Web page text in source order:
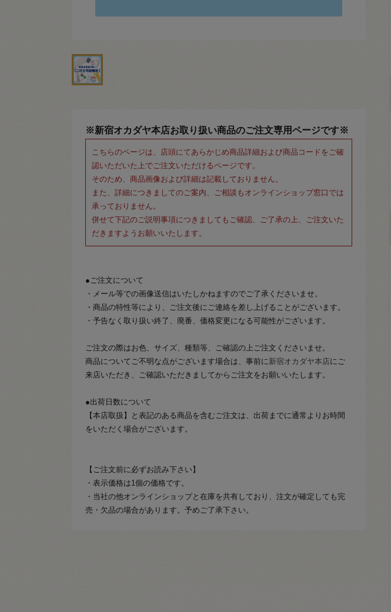
※新宿オカダヤ本店お取り扱い商品のご注文専用ページです※
こちらのページは、店頭にてあらかじめ商品詳細および商品コードをご確
認いただいた上でご注文いただけるページです。
そのため、商品画像および詳細は記載しておりません。
また、詳細につきましてのご案内、ご相談もオンラインショップ窓口では
承っておりません。
併せて下記のご説明事項につきましてもご確認、ご了承の上、ご注文いた
だきますようお願いいたします。
●ご注文について
・メール等での画像送信はいたしかねますのでご了承くださいませ。
・商品の特性等により、ご注文後にご連絡を差し上げることがございます。
・予告なく取り扱い終了、廃番、価格変更になる可能性がございます。
ご注文の際はお色、サイズ、種類等、ご確認の上ご注文くださいませ。
商品についてご不明な点がございます場合は、事前に 新宿オカダヤ本店にご
来店いただき、ご確認いただきましてからご注文をお願いいたします。
●出荷日数について
【本店取扱】と表記のある商品を含むご注文は、出荷までに通常よりお時間
をいただく場合がございます。
【ご注文前に必ずお読み下さい】
・表示価格は1個の価格です。
・当社の他オンラインショップと在庫を共有しており、注文が確定しても完
売・欠品の場合があります。予めご了承下さい。